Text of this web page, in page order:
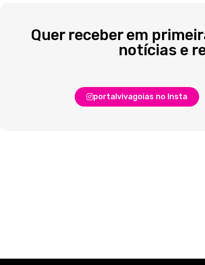
Quer receber em
notícias e
portalvivagoias no Insta